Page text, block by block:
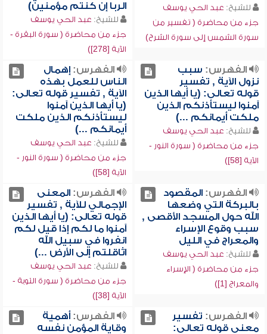
للشيخ: عبد الحي يوسف
جزء من محاضرة ( تفسير من
سورة الشمس إلى سورة الشرح)
الربا إن كنتم مؤمنين)
للشيخ: عبد الحي يوسف
جزء من محاضرة ( سورة البقرة -
الآية [278])
الفهرس: سبب
نزول الآية , تفسير
قوله تعالى: (يا أيها الذين
آمنوا ليستأذنكم الذين
ملكت أيمانكم ...)
للشيخ: عبد الحي يوسف
جزء من محاضرة ( سورة النور -
الآية [58])
الفهرس:إهمال
الناس للعمل بهذه
الآية , تفسير قوله تعالى:
(يا أيها الذين آمنوا
ليستأذنكم الذين ملكت
أيمانكم ...)
للشيخ: عبد الحي يوسف
جزء من محاضرة ( سورة النور -
الآية [58])
الفهرس:المقصود
بالبركة التي وضعها
الله حول المسجد الأقصى ,
سبب وقوع الإسراء
والمعراج في الليل
للشيخ: عبد الحي يوسف
جزء من محاضرة ( الإسراء
والمعراج [1])
الفهرس:المعنى
الإجمالي للآية , تفسير
قوله تعالى: (يا أيها الذين
آمنوا ما لكم إذا قيل لكم
انفروا في سبيل الله
اثاقلتم إلى الأرض ...)
للشيخ: عبد الحي يوسف
جزء من محاضرة ( سورة التوبة -
الآية [38])
الفهرس: تفسير
معنى قوله تعالى:
الفهرس:أهمية
وقاية المؤمن نفسه